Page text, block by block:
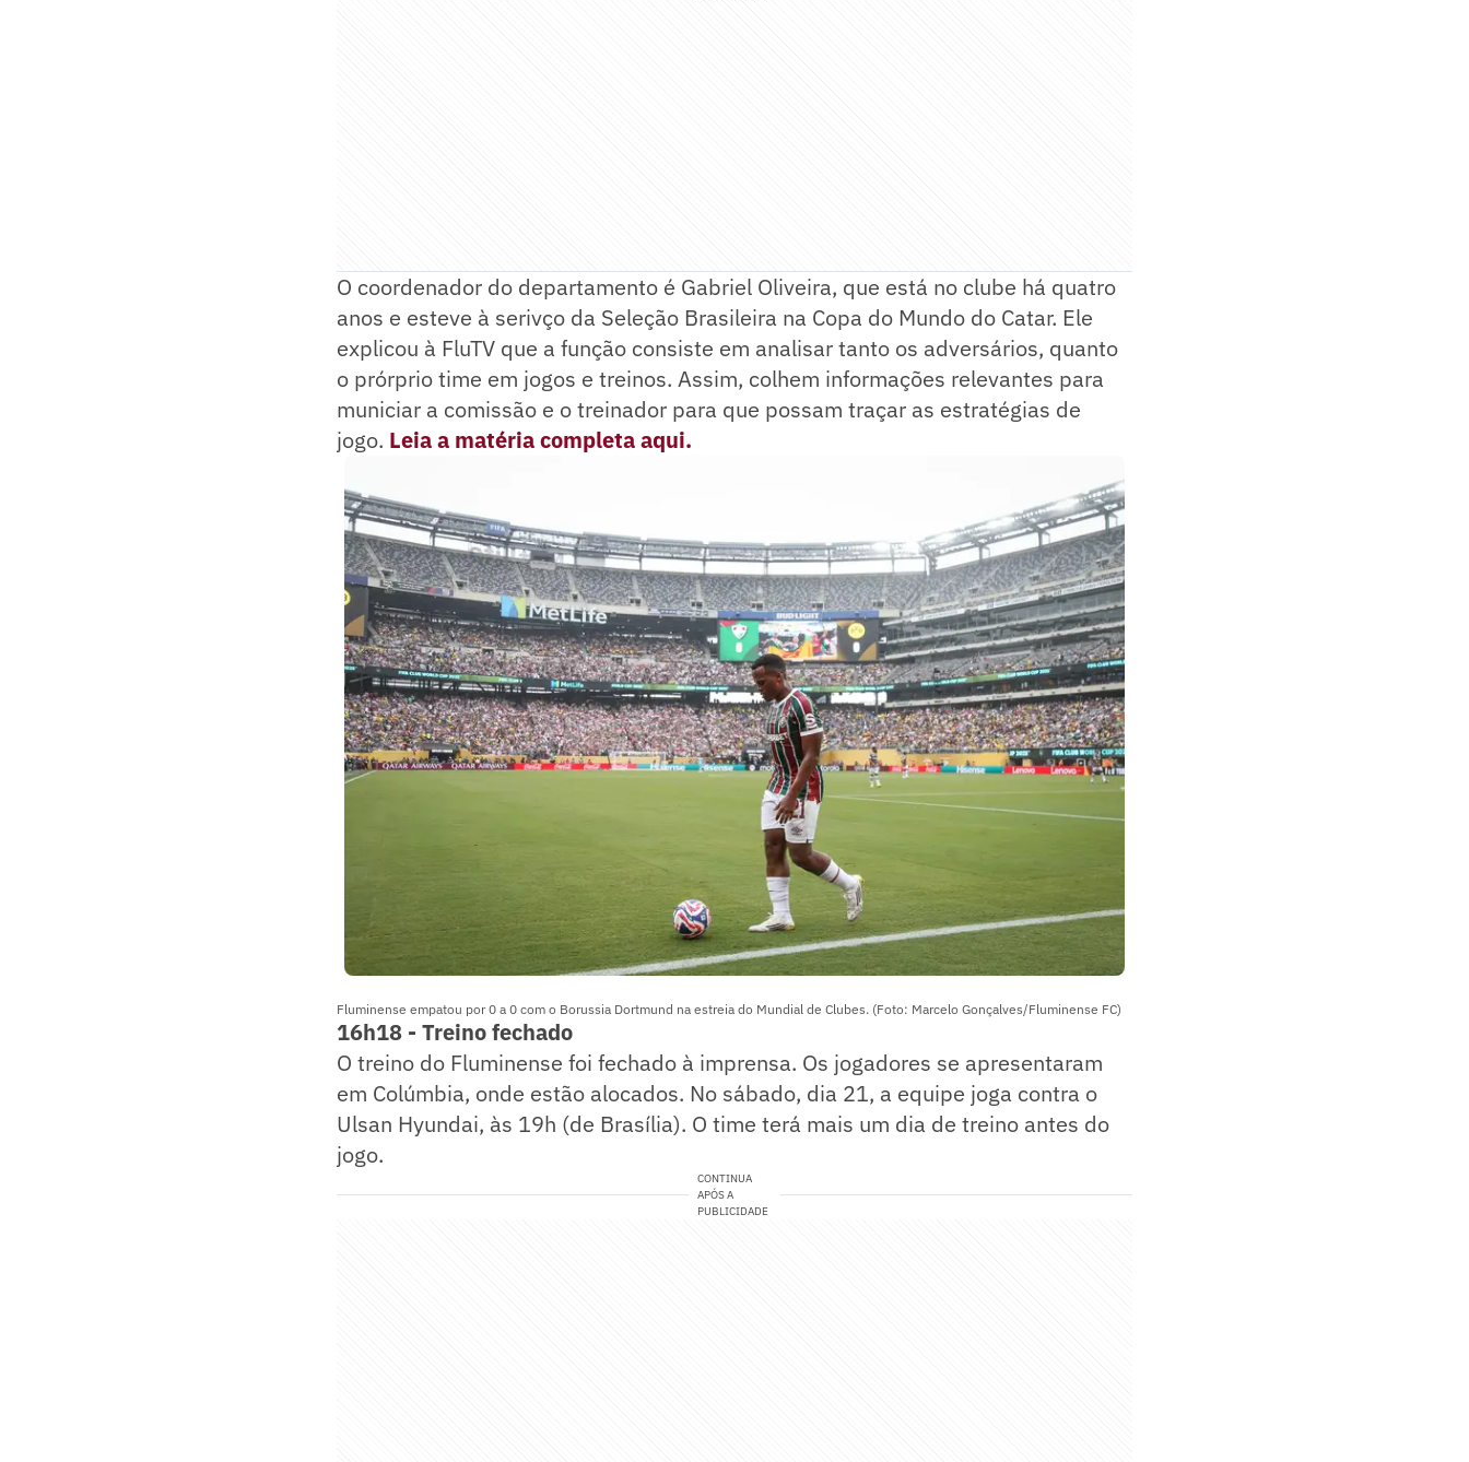
O coordenador do departamento é Gabriel Oliveira, que está no clube há quatro
anos e esteve à serivço da Seleção Brasileira na Copa do Mundo do Catar. Ele
explicou à FluTV que a função consiste em analisar tanto os adversários, quanto
o prórprio time em jogos e treinos. Assim, colhem informações relevantes para
municiar a comissão e o treinador para que possam traçar as estratégias de
jogo. Leia a matéria completa aqui.
Fluminense empatou por 0 a 0 com o Borussia Dortmund na estreia do Mundial de Clubes. (Foto: Marcelo Gonçalves/Fluminense FC)
16h18 - Treino fechado
O treino do Fluminense foi fechado à imprensa. Os jogadores se apresentaram
em Colúmbia, onde estão alocados. No sábado, dia 21, a equipe joga contra o
Ulsan Hyundai, às 19h (de Brasília). O time terá mais um dia de treino antes do
jogo.
CONTINUA
APÓS A
PUBLICIDADE